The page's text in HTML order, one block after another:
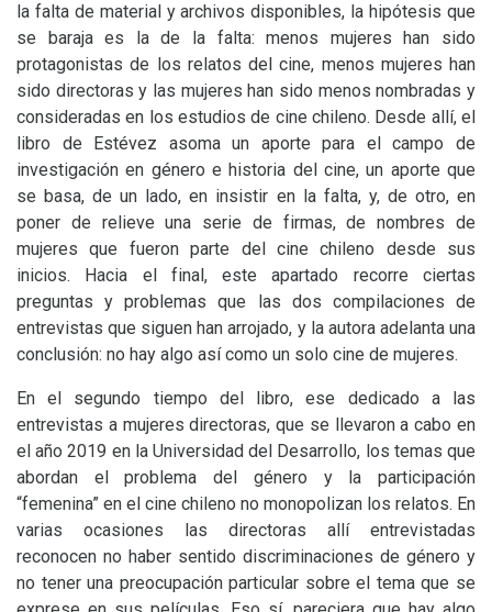
la falta de material y archivos disponibles, la hipótesis que
se baraja es la de la falta: menos mujeres han sido
protagonistas de los relatos del cine, menos mujeres han
sido directoras y las mujeres han sido menos nombradas y
consideradas en los estudios de cine chileno. Desde allí, el
libro de Estévez asoma un aporte para el campo de
investigación en género e historia del cine, un aporte que
se basa, de un lado, en insistir en la falta, y, de otro, en
poner de relieve una serie de firmas, de nombres de
mujeres que fueron parte del cine chileno desde sus
inicios. Hacia el final, este apartado recorre ciertas
preguntas y problemas que las dos compilaciones de
entrevistas que siguen han arrojado, y la autora adelanta una
conclusión: no hay algo así como un solo cine de mujeres.
En el segundo tiempo del libro, ese dedicado a las
entrevistas a mujeres directoras, que se llevaron a cabo en
el año 2019 en la Universidad del Desarrollo, los temas que
abordan el problema del género y la participación
“femenina” en el cine chileno no monopolizan los relatos. En
varias ocasiones las directoras allí entrevistadas
reconocen no haber sentido discriminaciones de género y
no tener una preocupación particular sobre el tema que se